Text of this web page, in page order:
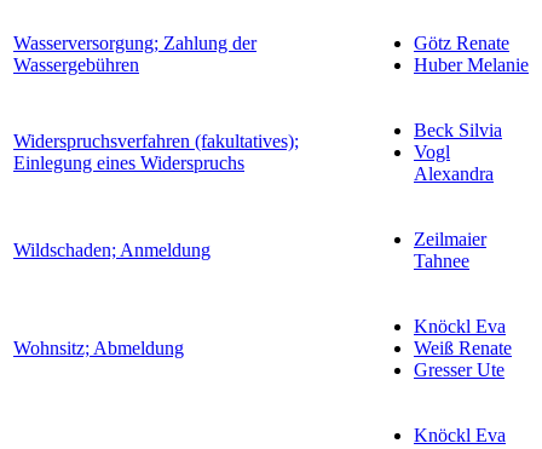
Wasserversorgung; Zahlung der
Wassergebühren
Götz Renate
Huber Melanie
Widerspruchsverfahren (fakultatives);
Einlegung eines Widerspruchs
Beck Silvia
Vogl
Alexandra
Wildschaden; Anmeldung
Zeilmaier
Tahnee
Wohnsitz; Abmeldung
Knöckl Eva
Weiß Renate
Gresser Ute
Knöckl Eva